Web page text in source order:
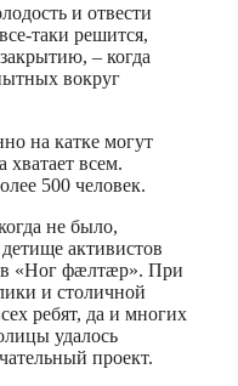
и отвести
таки решится,
– когда
вокруг
на катке могут
хватает всем.
500 человек.
не было,
активистов
«Ног фæлтæр». При
и столичной
ребят, да и многих
удалось
проект.